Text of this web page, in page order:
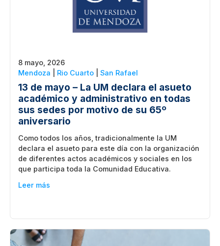
8 mayo, 2026
Mendoza
Rio Cuarto San Rafael
13 de mayo – La UM declara el asueto
académico y administrativo en todas
sus sedes por motivo de su 65º
aniversario
Como todos los años, tradicionalmente la UM
declara el asueto para este día con la organización
de diferentes actos académicos y sociales en los
que participa toda la Comunidad Educativa.
Leer más